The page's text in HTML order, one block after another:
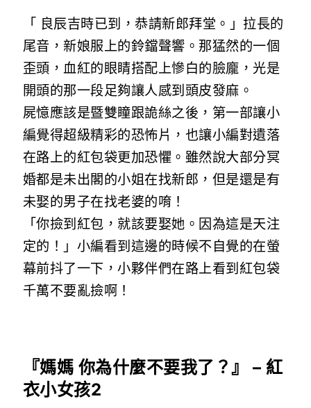
「 良辰吉時已到，恭請新郎拜堂。」拉長的
尾音，新娘服上的鈴鐺聲響。那猛然的一個
歪頭，血紅的眼睛搭配上慘白的臉龐，光是
開頭的那一段足夠讓人感到頭皮發麻。
屍憶應該是暨雙瞳跟詭絲之後，第一部讓小
編覺得超級精彩的恐怖片，也讓小編對遺落
在路上的紅包袋更加恐懼。雖然說大部分冥
婚都是未出閣的小姐在找新郎，但是還是有
未娶的男子在找老婆的唷！
「你撿到紅包，就該要娶她。因為這是天注
定的！」小編看到這邊的時候不自覺的在螢
幕前抖了一下，小夥伴們在路上看到紅包袋
千萬不要亂撿啊！
『媽媽 你為什麼不要我了？』 – 紅
衣小女孩2